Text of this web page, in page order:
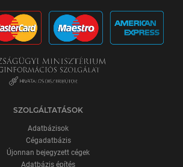
SZOLGÁLTATÁSOK
Adatbázisok
Cégadatbázis
Újonnan bejegyzett cégek
Adatbázis építés